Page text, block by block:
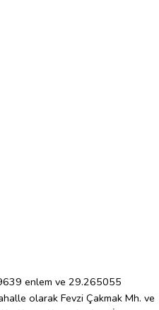
enlem ve 29.265055
olarak Fevzi Çakmak Mh. ve